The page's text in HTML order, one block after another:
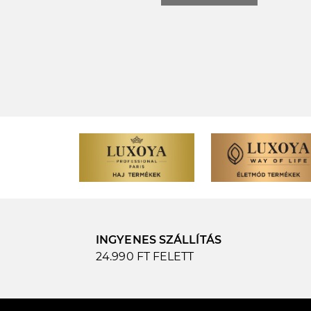
INGYENES SZÁLLÍTÁS
24.990 FT FELETT